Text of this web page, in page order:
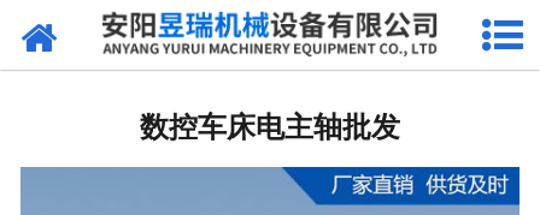
网站首页
数控车床电主轴批发